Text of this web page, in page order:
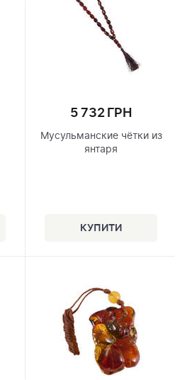
5 732 ГРН
Мусульманские чётки из
янтаря